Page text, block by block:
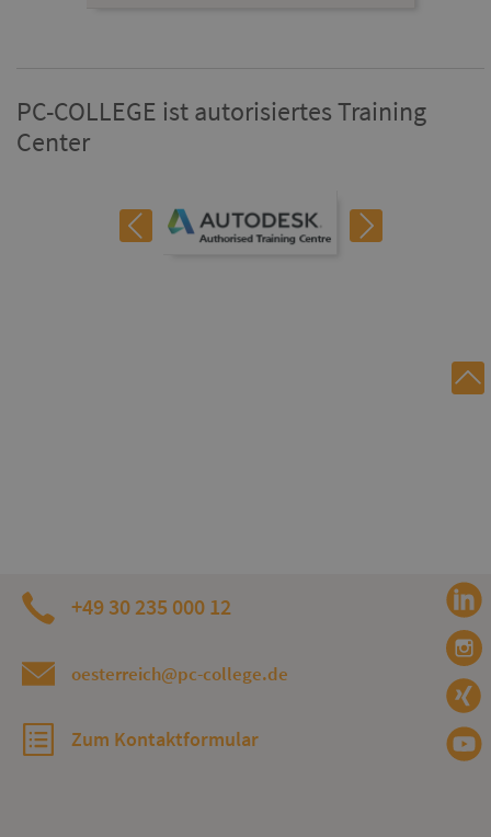
PC-COLLEGE ist autorisiertes Training
Center
+49 30 235 000 12
oesterreich@pc-college.de
Zum Kontaktformular